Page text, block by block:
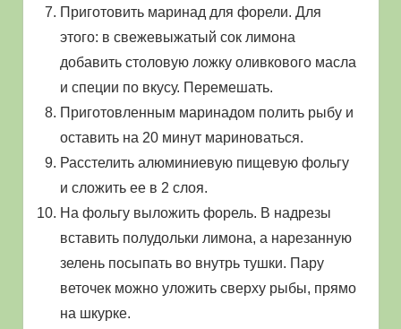
Приготовить маринад для форели. Для
этого: в свежевыжатый сок лимона
добавить столовую ложку оливкового масла
и специи по вкусу. Перемешать.
Приготовленным маринадом полить рыбу и
оставить на 20 минут мариноваться.
Расстелить алюминиевую пищевую фольгу
и сложить ее в 2 слоя.
На фольгу выложить форель. В надрезы
вставить полудольки лимона, а нарезанную
зелень посыпать во внутрь тушки. Пару
веточек можно уложить сверху рыбы, прямо
на шкурке.